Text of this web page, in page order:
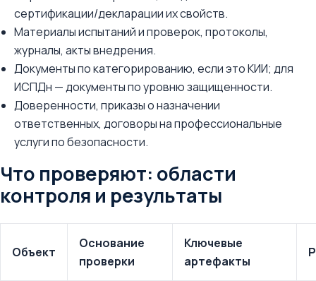
сертификации/декларации их свойств.
Материалы испытаний и проверок, протоколы,
журналы, акты внедрения.
Документы по категорированию, если это КИИ; для
ИСПДн — документы по уровню защищенности.
Доверенности, приказы о назначении
ответственных, договоры на профессиональные
услуги по безопасности.
Что проверяют: области
контроля и результаты
Объект
Основание
проверки
Ключевые
артефакты